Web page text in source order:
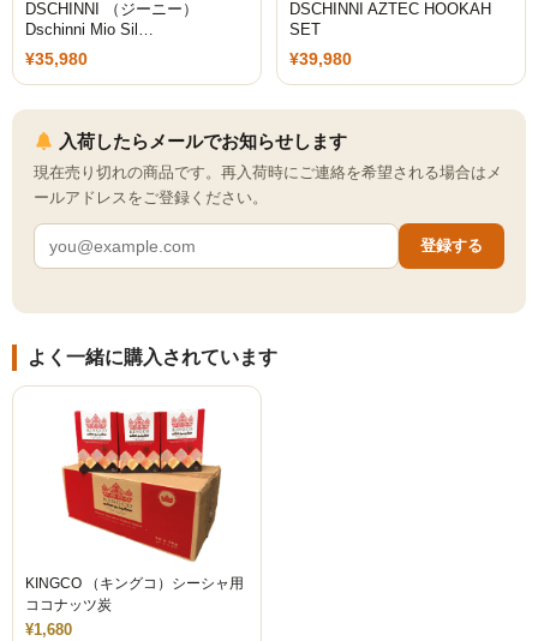
DSCHINNI （ジーニー）
Dschinni Mio Sil…
¥35,980
DSCHINNI AZTEC HOOKAH
SET
¥39,980
入荷したらメールでお知らせします
現在売り切れの商品です。再入荷時にご連絡を希望される場合はメ
ールアドレスをご登録ください。
登録する
よく一緒に購入されています
KINGCO （キングコ）シーシャ用
ココナッツ炭
¥1,680